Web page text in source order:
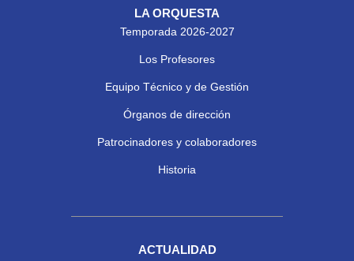
LA ORQUESTA
Temporada 2026-2027
Los Profesores
Equipo Técnico y de Gestión
Órganos de dirección
Patrocinadores y colaboradores
Historia
ACTUALIDAD